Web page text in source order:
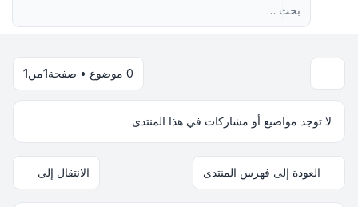
0 موضوع • صفحة 1من1
لا توجد مواضيع أو مشاركات في هذا المنتدى
العودة إلى فهرس المنتدى الانتقال إلى